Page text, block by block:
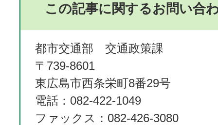
この記事に関するお問い合
都市交通部 交通政策課
〒739-8601
東広島市西条栄町8番29号
電話：082-422-1049
ファックス：082-426-3080